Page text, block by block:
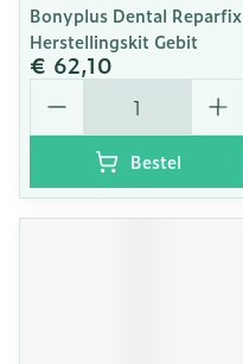
Bonyplus Dental Reparfix
Herstellingskit Gebit
€ 62,10
Aantal
Bestel